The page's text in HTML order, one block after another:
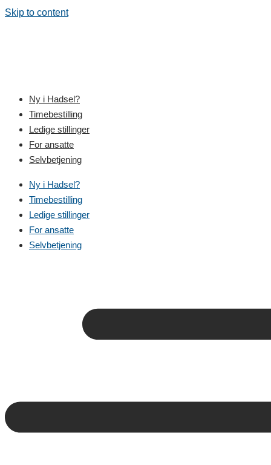
Skip to content
Ny i Hadsel?
Timebestilling
Ledige stillinger
For ansatte
Selvbetjening
Ny i Hadsel?
Timebestilling
Ledige stillinger
For ansatte
Selvbetjening